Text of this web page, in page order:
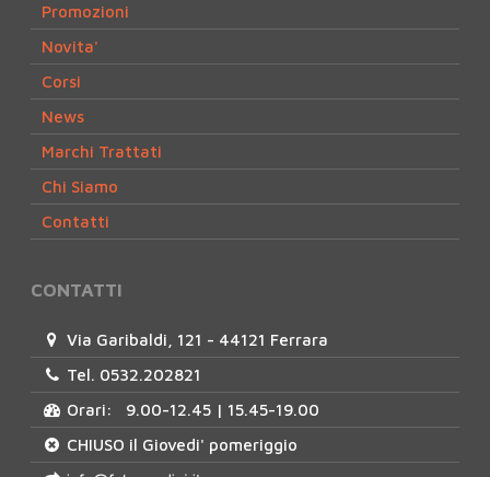
Promozioni
Novita'
Corsi
News
Marchi Trattati
Chi Siamo
Contatti
CONTATTI
Via Garibaldi, 121 - 44121 Ferrara
Tel. 0532.202821
Orari: 9.00-12.45 | 15.45-19.00
CHIUSO il Giovedi' pomeriggio